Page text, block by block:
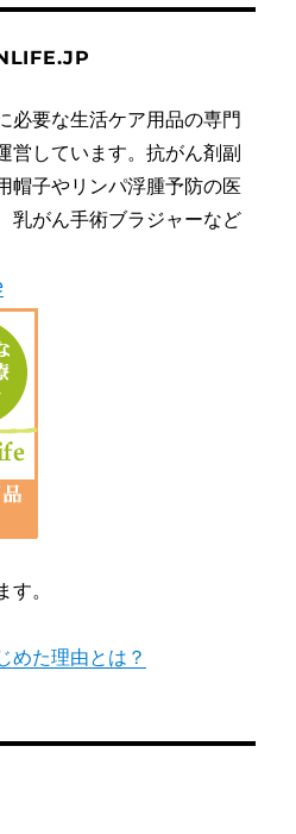
必要な生活ケア用品の専門
営しています。抗がん剤副
帽子やリンパ浮腫予防の医
乳がん手術ブラジャーなど
す。
めた理由とは？